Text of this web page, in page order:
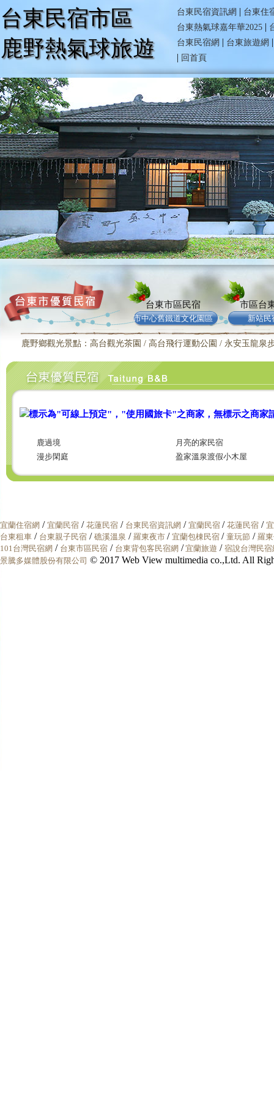
台東民宿市區
鹿野熱氣球旅遊
台東民宿資訊網 | 台東住
台東熱氣球嘉年華2025 |
台東民宿網 | 台東旅遊網
| 回首頁
台東市區民宿
市中心舊鐵道文化園區
市區台
新站民
鹿野鄉觀光景點：高台觀光茶園 / 高台飛行運動公園 / 永安玉龍
標示為"可線上預定"，"使用國旅卡"之商家，無標示之商家
鹿過境
漫步閑庭
月亮的家民宿
盈家溫泉渡假小木屋
宜蘭住宿網 / 宜蘭民宿 / 花蓮民宿 / 台東民宿資訊網 / 宜蘭民宿 / 花蓮民宿 /
台東租車 / 台東親子民宿 / 礁溪溫泉 / 羅東夜市 / 宜蘭包棟民宿 / 童玩節 / 羅
101台灣民宿網 / 台東市區民宿 / 台東背包客民宿網 / 宜蘭旅遊 / 宿說台灣民宿
景騰多媒體股份有限公司 © 2017 Web View multimedia co.,Ltd. All